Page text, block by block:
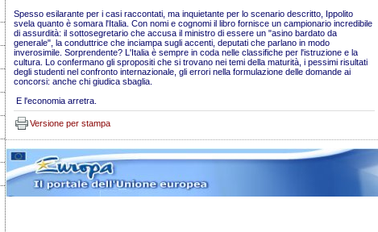
Spesso esilarante per i casi raccontati, ma inquietante per lo scenario descritto, Ippolito
svela quanto è somara l'Italia. Con nomi e cognomi il libro fornisce un campionario incredibile
di assurdità: il sottosegretario che accusa il ministro di essere un "asino bardato da
generale", la conduttrice che inciampa sugli accenti, deputati che parlano in modo
inverosimile. Sorprendente? L'Italia è sempre in coda nelle classifiche per l'istruzione e la
cultura. Lo confermano gli spropositi che si trovano nei temi della maturità, i pessimi risultati
degli studenti nel confronto internazionale, gli errori nella formulazione delle domande ai
concorsi: anche chi giudica sbaglia.
E l'economia arretra.
Versione per stampa